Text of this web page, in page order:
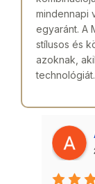
mindennapi
egyaránt. A
stílusos és
azoknak,
technológiát.